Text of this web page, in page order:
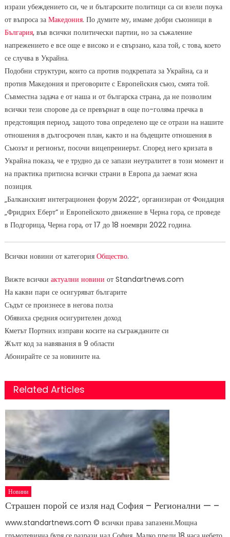
изрази убеждението си, че и българските политици са си взели поука
от въпроса за Македония. По думите му, имаме добри съюзници в
България, във всички политически партии, но за съжаление
напрежението е все още е високо и е свързано, каза той, с това, което
се случва в Украйна.
Подобни структури, които са против подкрепата за Украйна, са и
против Македония и преговорите с Европейския съюз, смята той.
Съвместна задача е от наша и от българска страна, да не позволим
всички тези спорове да се превърнат в още по-голяма пречка в
предстоящия период, защото това определено ще се отрази на нашите
отношения в дългосрочен план, както и на бъдещите отношения в
Съюзът и регионът, посочи вицепреииерът. Според него кризата в
Украйна показа, че е трудно да се запази неутралитет в този момент и
на практика притисна всички страни в Европа да заемат ясна
позиция.
„Балканският интеграционен форум 2022“, организиран от Фондация
„Фридрих Еберт“ и Европейското движение в Черна гора, се проведе
в Подгорица, Черна гора, от 17 до 18 ноември 2022 година.
Всички новини от категория Общество.
Вижте всички актуални новини от Standartnews.com
На какви пари се осигуряват българите
Съдът се произнесе в негова полза
Обявиха средния осигурителен доход
Кметът Портних изправи косите на съгражданите си
Жълт код за навявания в 9 области
Абонирайте се за новините на.
Related Articles
Новини
Страшен порой се изля над София – Регионални — –
www.standartnews.com © всички права запазени.Мощна